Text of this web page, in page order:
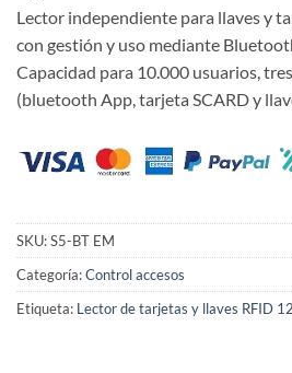
Lector independiente para llaves y
con gestión y uso mediante
Capacidad para 10.000 usuarios,
(bluetooth App, tarjeta SCARD y
SKU:S5-BT EM
Categoría:Control accesos
Etiqueta: Lector de tarjetas y llaves RFID